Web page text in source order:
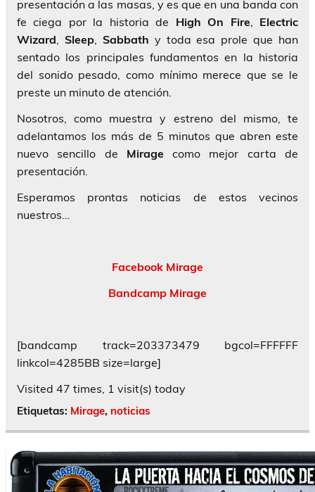
presentación a las masas, y es que en una banda con
fe ciega por la historia de High On Fire
Electric
Wizard
Sleep, Sabbath y toda esa prole que han
sentado los principales fundamentos en la historia
del sonido pesado, como mínimo merece que se le
preste un minuto de atención.
Nosotros, como muestra y estreno del mismo, te
adelantamos los más de 5 minutos que abren este
nuevo sencillo de Mirage como mejor carta de
presentación.
Esperamos prontas noticias de estos vecinos
nuestros…
Facebook Mirage
Bandcamp Mirage
[bandcamp track=203373479 bgcol=FFFFFF
linkcol=4285BB size=large]
Visited 47 times, 1 visit(s) today
Etiquetas: Mirage, noticias